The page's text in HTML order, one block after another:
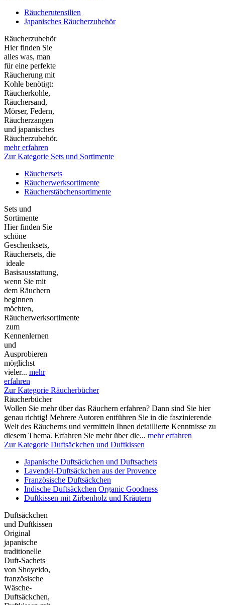
Räucherutensilien
Japanisches Räucherzubehör
Räucherzubehör
Hier finden Sie
alles was, man
für eine perfekte
Räucherung mit
Kohle benötigt:
Räucherkohle,
Räuchersand,
Mörser, Federn,
Räucherzangen
und japanisches
Räucherzubehör.
mehr erfahren
Zur Kategorie Sets und Sortimente
Räuchersets
Räucherwerksortimente
Räucherstäbchensortimente
Sets und
Sortimente
Hier finden Sie
schöne
Geschenksets,
Räuchersets, die
ideale
Basisausstattung,
wenn Sie mit
dem Räuchern
beginnen
möchten,
Räucherwerksortimente
zum
Kennenlernen
und
Ausprobieren
möglichst
vieler... mehr
erfahren
Zur Kategorie Räucherbücher
Räucherbücher
Wollen Sie mehr über das Räuchern erfahren? Dann sind Sie hier
genau richtig! Mehrere Autoren entführen Sie in die faszinierende
Welt des Räucherns und vermitteln Ihnen detaillierte Kenntnisse zu
diesem Thema. Erfahren Sie mehr über die... mehr erfahren
Zur Kategorie Duftsäckchen und Duftkissen
Japanische Duftsäckchen und Duftsachets
Lavendel-Duftsäckchen aus der Provence
Französische Duftsäckchen
Indische Duftsäckchen Organic Goodness
Duftkissen mit Zirbenholz und Kräutern
Duftsäckchen
und Duftkissen
Original
japanische
traditionelle
Duft-Sachets
von Shoyeido,
französische
Wäsche-
Duftsäckchen,